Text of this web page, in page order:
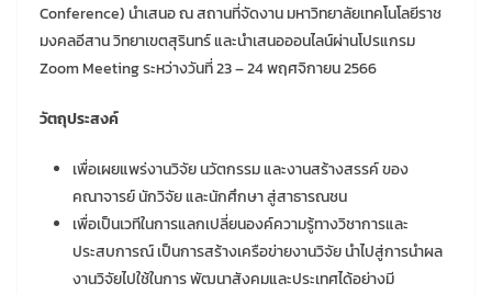
Conference) นำเสนอ ณ สถานที่จัดงาน มหาวิทยาลัยเทคโนโลยีราช
มงคลอีสาน วิทยาเขตสุรินทร์ และนำเสนอออนไลน์ผ่านโปรแกรม
Zoom Meeting ระหว่างวันที่ 23 – 24 พฤศจิกายน 2566
วัตถุประสงค์
เพื่อเผยแพร่งานวิจัย นวัตกรรม และงานสร้างสรรค์ ของ
คณาจารย์ นักวิจัย และนักศึกษา สู่สาธารณชน
เพื่อเป็นเวทีในการแลกเปลี่ยนองค์ความรู้ทางวิชาการและ
ประสบการณ์ เป็นการสร้างเครือข่ายงานวิจัย นำไปสู่การนำผล
งานวิจัยไปใช้ในการ พัฒนาสังคมและประเทศได้อย่างมี